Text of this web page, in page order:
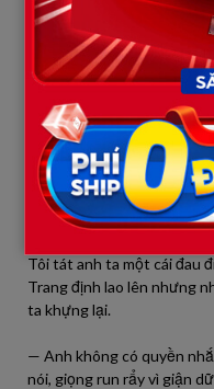
trước mặt anh ta.
— Anh đến đây làm gì? —
Tuấn cười nhạt, ánh mắt
dùng 500 triệu này để
đứa con bất hiếu à? Cô lấy
đại gia nào rồi?
“Chát!”
Tôi tát anh ta một cái đau
Trang định lao lên nhưng
ta khựng lại.
— Anh không có quyền
nói, giọng run rẩy vì giận